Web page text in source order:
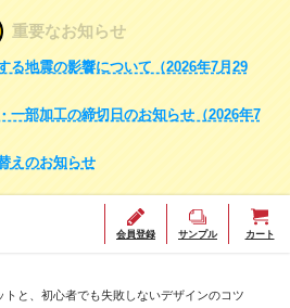
重要なお知らせ
る地震の影響について（2026年7月29
一部加工の締切日のお知らせ（2026年7
えのお知らせ
会員登録 サンプル カート
と、初心者でも失敗しないデザインのコツ